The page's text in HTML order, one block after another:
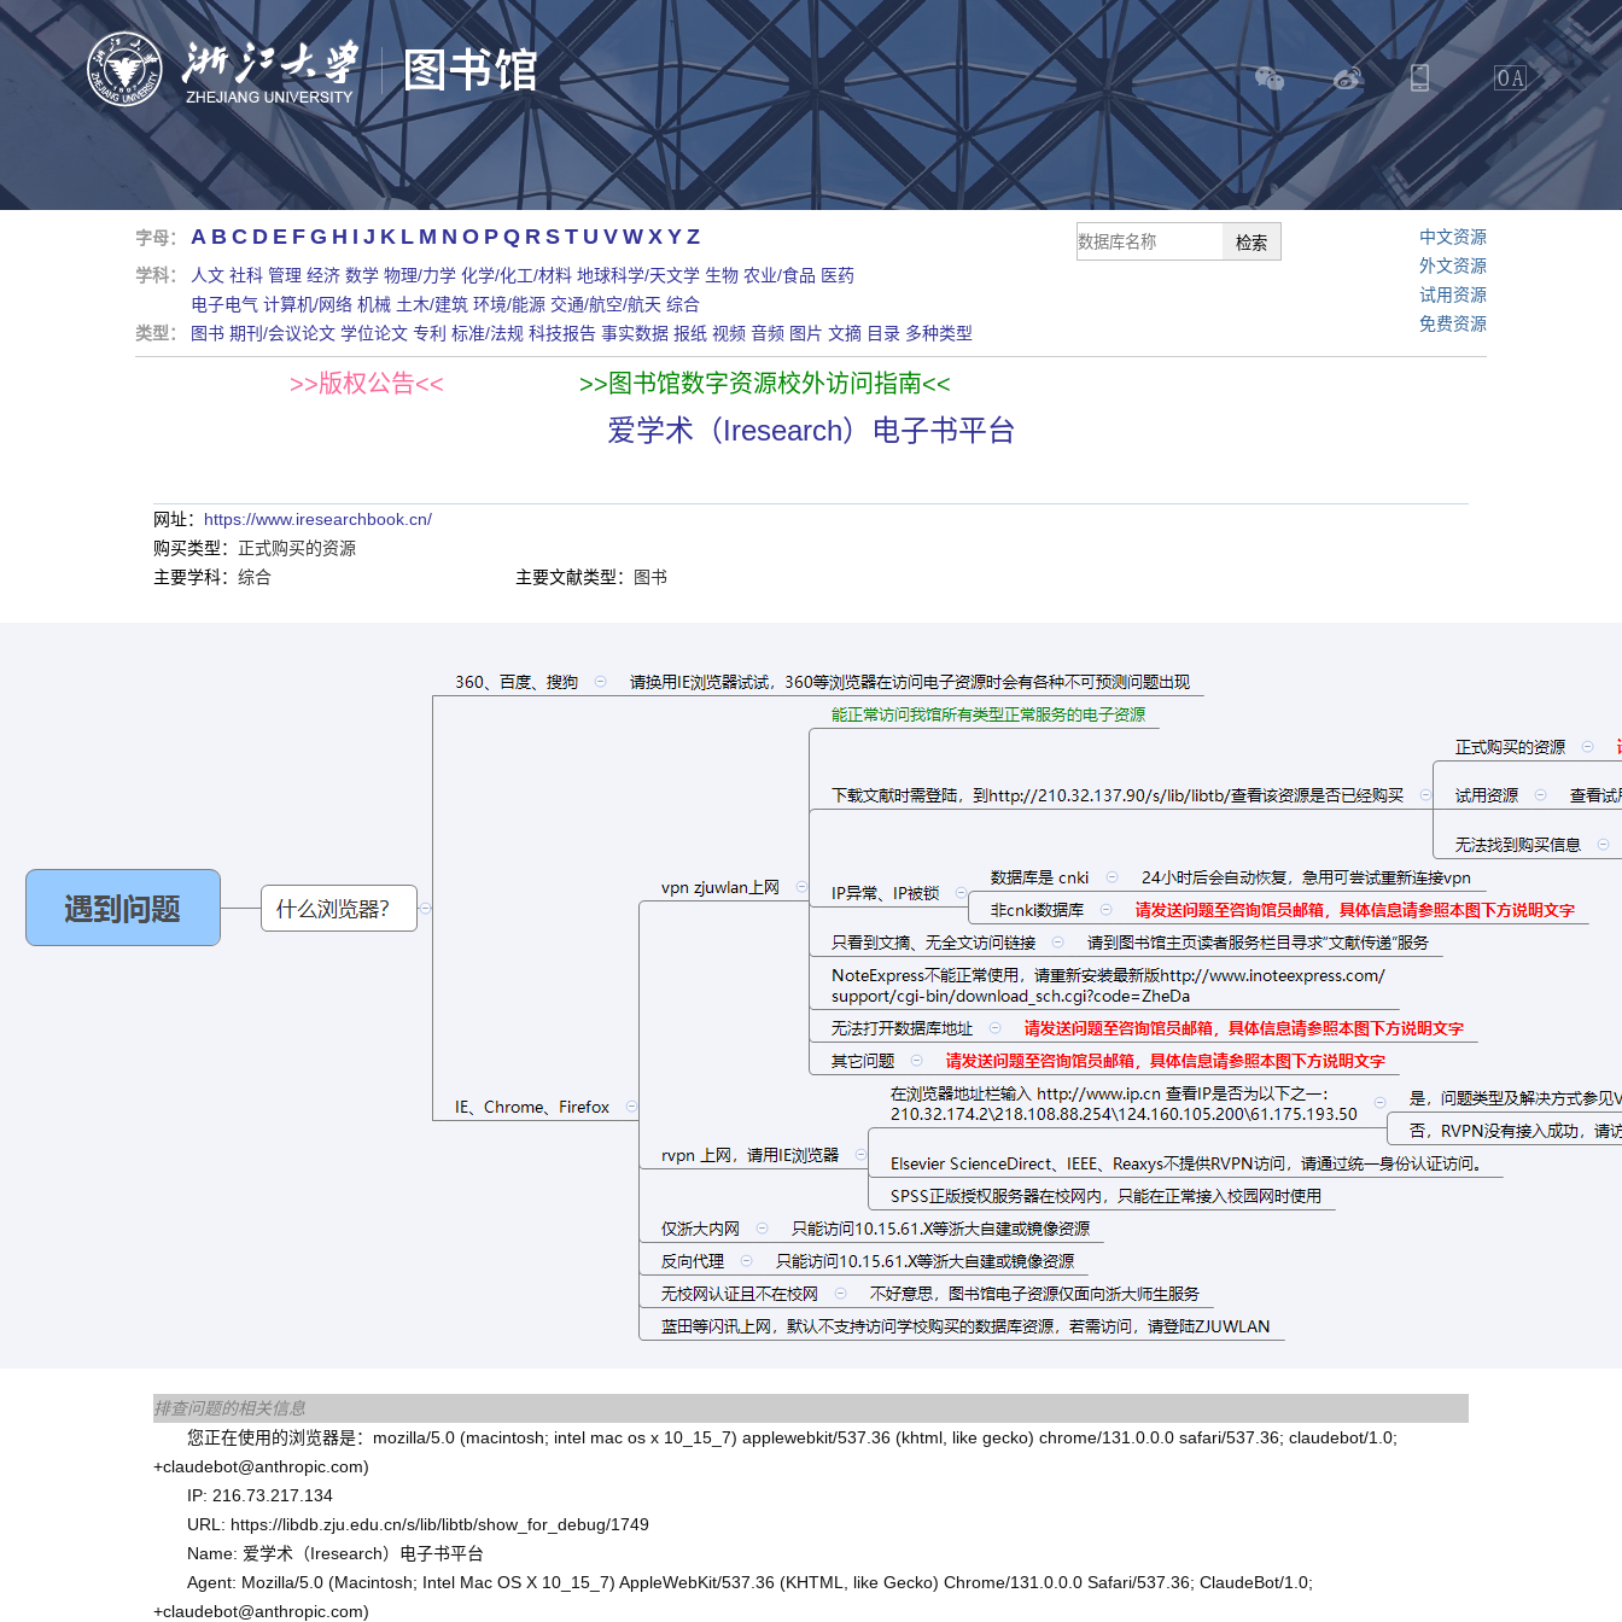
字母： A B C D E F G H I J K L M N O P Q R S T U V W X Y Z
学科： 人文 社科 管理 经济 数学 物理/力学 化学/化工/材料 地球科学/天文学 生物 农业/食品 医药
电子电气 计算机/网络 机械 土木/建筑 环境/能源 交通/航空/航天 综合
类型：
图书 期刊/会议论文 学位论文 专利 标准/法规 科技报告 事实数据 报纸 视频 音频 图片 文摘 目录 多种类型
中文资源
外文资源
试用资源
免费资源
>>版权公告<< >>图书馆数字资源校外访问指南<<
爱学术（Iresearch）电子书平台
网址： https://www.iresearchbook.cn/
购买类型： 正式购买的资源
主要学科： 综合 主要文献类型： 图书
排查问题的相关信息
您正在使用的浏览器是：mozilla/5.0 (macintosh; intel mac os x 10_15_7) applewebkit/537.36 (khtml, like gecko) chrome/131.0.0.0 safari/537.36; claudebot/1.0;
+claudebot@anthropic.com)
IP: 216.73.217.134
URL: https://libdb.zju.edu.cn/s/lib/libtb/show_for_debug/1749
Name: 爱学术（Iresearch）电子书平台
Agent: Mozilla/5.0 (Macintosh; Intel Mac OS X 10_15_7) AppleWebKit/537.36 (KHTML, like Gecko) Chrome/131.0.0.0 Safari/537.36; ClaudeBot/1.0;
+claudebot@anthropic.com)